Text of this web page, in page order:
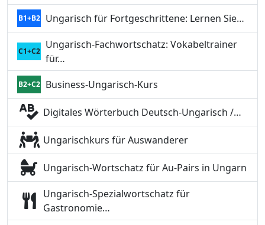
B1+B2 Ungarisch für Fortgeschrittene: Lernen Sie…
C1+C2
Ungarisch-Fachwortschatz: Vokabeltrainer
für…
B2+C2 Business-Ungarisch-Kurs
Digitales Wörterbuch Deutsch-Ungarisch /…
Ungarischkurs für Auswanderer
Ungarisch-Wortschatz für Au-Pairs in Ungarn
Ungarisch-Spezialwortschatz für
Gastronomie…